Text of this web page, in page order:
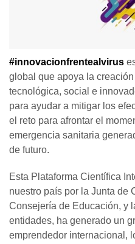
#innovacionfrentealvirus
global que apoya la
tecnológica, social e
para ayudar a mitigar los
el reto para afrontar el
emergencia sanitaria
de futuro.
Esta Plataforma Científica
nuestro país por la Junta de
Consejería de Educación, y
entidades, ha generado un
emprendedor internacional,